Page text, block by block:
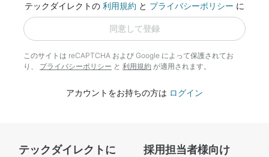
テックダイレクトの 利用規約 と プライバシーポリシー に
同意して登録
このサイトは reCAPTCHA および Google によって保護されてお
り、 プライバシーポリシー と 利用規約 が適用されます。
アカウントをお持ちの方は ログイン
テックダイレクトに
採用担当者様向け